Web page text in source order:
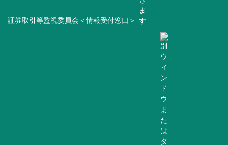
証券取引等監視委員会＜情報受付窓口＞